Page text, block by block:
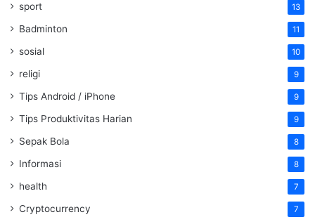
sport 13
Badminton 11
sosial 10
religi 9
Tips Android / iPhone 9
Tips Produktivitas Harian 9
Sepak Bola 8
Informasi 8
health 7
Cryptocurrency 7